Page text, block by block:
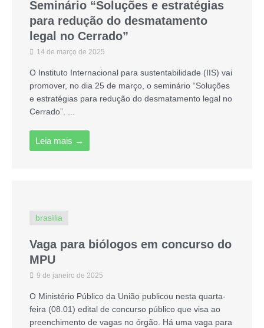
Seminário “Soluções e estratégias
para redução do desmatamento
legal no Cerrado”
14 de março de 2025
O Instituto Internacional para sustentabilidade (IIS) vai
promover, no dia 25 de março, o seminário “Soluções
e estratégias para redução do desmatamento legal no
Cerrado”. ...
Leia mais →
brasília
Vaga para biólogos em concurso do
MPU
9 de janeiro de 2025
O Ministério Público da União publicou nesta quarta-
feira (08.01) edital de concurso público que visa ao
preenchimento de vagas no órgão. Há uma vaga para